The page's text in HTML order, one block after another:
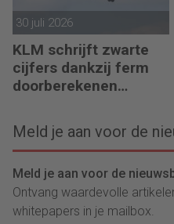
30 juli 2026
KLM schrijft zwarte
cijfers dankzij ferm
doorberekenen
Meld je aan voor de
Meld je aan voor de
Ontvang waardevolle
whitepapers in je mailbox.